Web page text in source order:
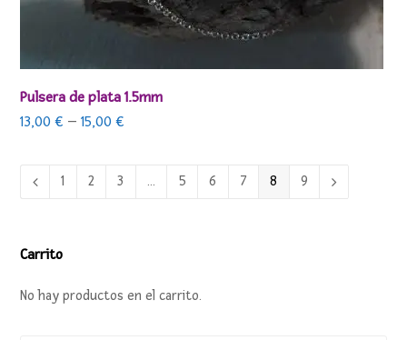
Pulsera de plata 1.5mm
13,00€ –15,00€
1 2 3 … 5 6 7 8 9
Carrito
No hay productos en el carrito.